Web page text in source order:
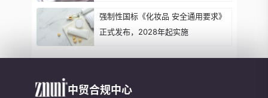
强制性国标《化妆品 安全通用要求》
正式发布，2028年起实施
中贸合规中心